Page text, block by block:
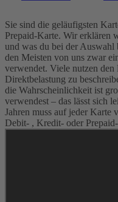
Sie sind die geläufigsten
Prepaid-Karte. Wir erklären
und was du bei der Auswahl
den Meisten von uns zwar
verwendet. Viele nutzen
Direktbelastung zu
die Wahrscheinlichkeit ist
verwendest – das lässt sich
Jahren muss auf jeder Karte
Debit- , Kredit- oder